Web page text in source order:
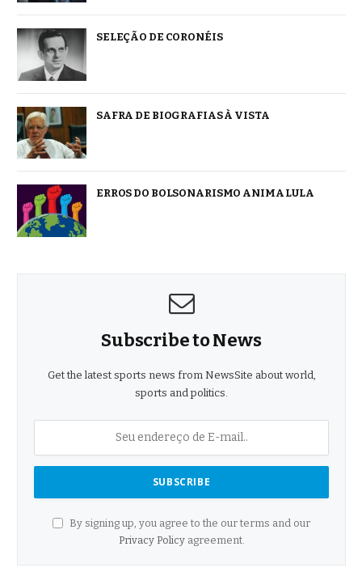
SELEÇÃO DE CORONÉIS
SAFRA DE BIOGRAFIAS À VISTA
ERROS DO BOLSONARISMO ANIMA LULA
Subscribe to News
Get the latest sports news from NewsSite about world,
sports and politics.
By signing up, you agree to the our terms and our
Privacy Policyagreement.